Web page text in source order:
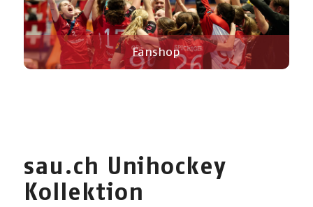
Fanshop
sau.ch Unihockey
Kollektion